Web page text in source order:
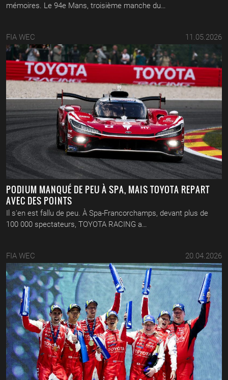
mémoires. Le 94e Mans, troisième manche du…
FIA WEC 11.05.2026
PODIUM MANQUÉ DE PEU À SPA, MAIS TOYOTA REPART
AVEC DES POINTS
Il s'en est fallu de peu. À Spa-Francorchamps, devant plus de
100 000 spectateurs, TOYOTA RACING a…
FIA WEC 20.04.2026